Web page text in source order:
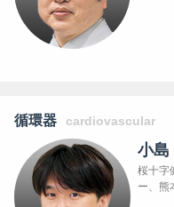
循環器 cardiovascular
小島
桜十字
ー、熊